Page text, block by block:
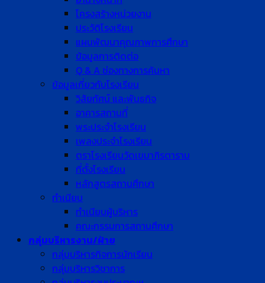
โครงสร้างหน่วยงาน
ประวัติโรงเรียน
แผนพัฒนาคุณภาพการศึกษา
ข้อมูลการติดต่อ
Q & A ช่องทางการค้นหา
ข้อมูลเกี่ยวกับโรงเรียน
วิสัยทัศน์ และพันธกิจ
อาคารสถานที่
พระประจำโรงเรียน
เพลงประจำโรงเรียน
ตราโรงเรียนวัดเขมาภิรตาราม
ที่ตั้งโรงเรียน
หลักสูตรสถานศึกษา
ทำเนียบ
ทำเนียบผู้บริหาร
คณะกรรมการสถานศึกษา
กลุ่มบริหารงาน/ฝ่าย
กลุ่มบริหารกิจการนักเรียน
กลุ่มบริหารวิชาการ